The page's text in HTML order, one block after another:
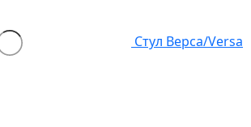
Стул Верса/Versa